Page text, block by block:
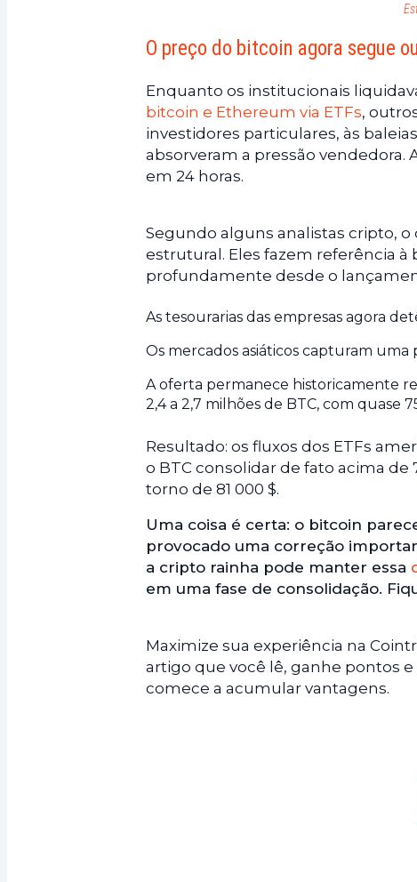
O preço do bitcoin agora segue
Enquanto os institucionais
bitcoin e Ethereum via ETFs,
investidores particulares, às
absorveram a pressão vendedora.
em 24 horas.
Segundo alguns analistas cripto, o
estrutural. Eles fazem referência
profundamente desde o
As tesourarias das empresas agora
Os mercados asiáticos capturam
A oferta permanece historicamente
2,4 a 2,7 milhões de BTC, com quase
Resultado: os fluxos dos ETFs
o BTC consolidar de fato acima
torno de 81 000 $.
Uma coisa é certa: o bitcoin
provocado uma correção
a cripto rainha pode manter essa
em uma fase de consolidação.
Maximize sua experiência na
artigo que você lê, ganhe pontos e
comece a acumular vantagens.